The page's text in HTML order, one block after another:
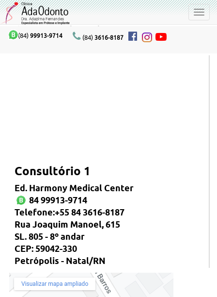
(84)99913-9714 (84)3616-8187
teste
Clínica AdaOdonto
Consultório 1
Ed. Harmony Medical Center
84 99913-9714
Telefone:+55 84 3616-8187
Rua Joaquim Manoel, 615
SL. 805 - 8º andar
CEP: 59042-330
Petrópolis - Natal/RN